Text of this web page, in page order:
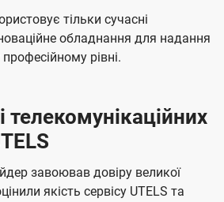
тільки сучасні
обладнання для надання
рівні.
телекомунікаційних
завоював довіру великої
якість сервісу UTELS та